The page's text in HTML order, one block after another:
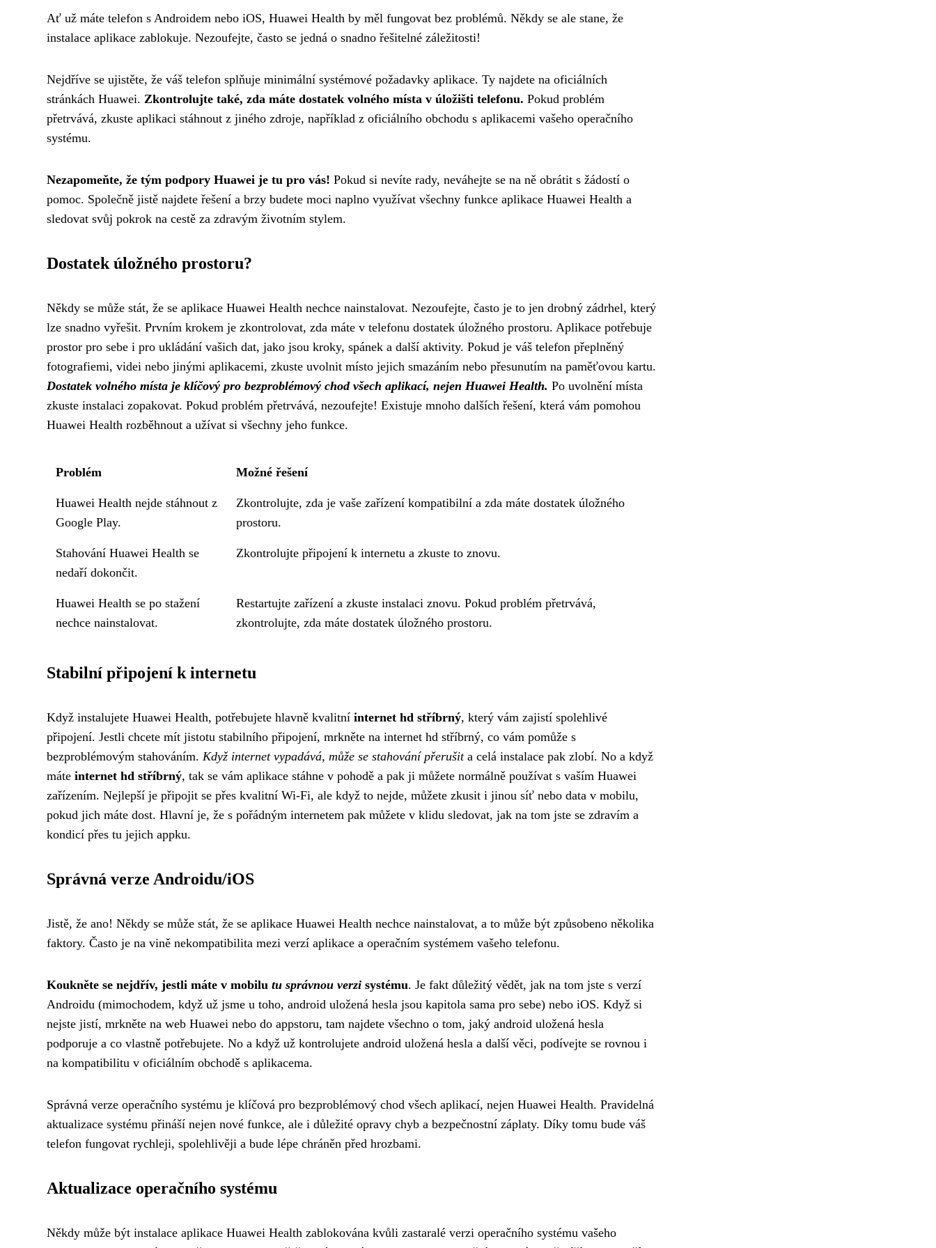
Ať už máte telefon s Androidem nebo iOS, Huawei Health by měl fungovat bez problémů. Někdy se ale stane, že
instalace aplikace zablokuje. Nezoufejte, často se jedná o snadno řešitelné záležitosti!
Nejdříve se ujistěte, že váš telefon splňuje minimální systémové požadavky aplikace. Ty najdete na oficiálních
stránkách Huawei. Zkontrolujte také, zda máte dostatek volného místa v úložišti telefonu. Pokud problém
přetrvává, zkuste aplikaci stáhnout z jiného zdroje, například z oficiálního obchodu s aplikacemi vašeho operačního
systému.
Nezapomeňte, že tým podpory Huawei je tu pro vás! Pokud si nevíte rady, neváhejte se na ně obrátit s žádostí o
pomoc. Společně jistě najdete řešení a brzy budete moci naplno využívat všechny funkce aplikace Huawei Health a
sledovat svůj pokrok na cestě za zdravým životním stylem.
Dostatek úložného prostoru?
Někdy se může stát, že se aplikace Huawei Health nechce nainstalovat. Nezoufejte, často je to jen drobný zádrhel, který
lze snadno vyřešit. Prvním krokem je zkontrolovat, zda máte v telefonu dostatek úložného prostoru. Aplikace potřebuje
prostor pro sebe i pro ukládání vašich dat, jako jsou kroky, spánek a další aktivity. Pokud je váš telefon přeplněný
fotografiemi, videi nebo jinými aplikacemi, zkuste uvolnit místo jejich smazáním nebo přesunutím na paměťovou kartu.
Dostatek volného místa je klíčový pro bezproblémový chod všech aplikací, nejen Huawei Health. Po uvolnění místa
zkuste instalaci zopakovat. Pokud problém přetrvává, nezoufejte! Existuje mnoho dalších řešení, která vám pomohou
Huawei Health rozběhnout a užívat si všechny jeho funkce.
Problém Možné řešení
Huawei Health nejde stáhnout z
Google Play.
Zkontrolujte, zda je vaše zařízení kompatibilní a zda máte dostatek úložného
prostoru.
Stahování Huawei Health se
nedaří dokončit.
Zkontrolujte připojení k internetu a zkuste to znovu.
Huawei Health se po stažení
nechce nainstalovat.
Restartujte zařízení a zkuste instalaci znovu. Pokud problém přetrvává,
zkontrolujte, zda máte dostatek úložného prostoru.
Stabilní připojení k internetu
Když instalujete Huawei Health, potřebujete hlavně kvalitní internet hd stříbrný, který vám zajistí spolehlivé
připojení. Jestli chcete mít jistotu stabilního připojení, mrkněte na internet hd stříbrný, co vám pomůže s
bezproblémovým stahováním. Když internet vypadává, může se stahování přerušita celá instalace pak zlobí. No a když
máte internet hd stříbrný, tak se vám aplikace stáhne v pohodě a pak ji můžete normálně používat s vaším Huawei
zařízením. Nejlepší je připojit se přes kvalitní Wi-Fi, ale když to nejde, můžete zkusit i jinou síť nebo data v mobilu,
pokud jich máte dost. Hlavní je, že s pořádným internetem pak můžete v klidu sledovat, jak na tom jste se zdravím a
kondicí přes tu jejich appku.
Správná verze Androidu/iOS
Jistě, že ano! Někdy se může stát, že se aplikace Huawei Health nechce nainstalovat, a to může být způsobeno několika
faktory. Často je na vině nekompatibilita mezi verzí aplikace a operačním systémem vašeho telefonu.
Koukněte se nejdřív, jestli máte v mobilu tu správnou verzi systému. Je fakt důležitý vědět, jak na tom jste s verzí
Androidu (mimochodem, když už jsme u toho, android uložená hesla jsou kapitola sama pro sebe) nebo iOS. Když si
nejste jistí, mrkněte na web Huawei nebo do appstoru, tam najdete všechno o tom, jaký android uložená hesla
podporuje a co vlastně potřebujete. No a když už kontrolujete android uložená hesla a další věci, podívejte se rovnou i
na kompatibilitu v oficiálním obchodě s aplikacema.
Správná verze operačního systému je klíčová pro bezproblémový chod všech aplikací, nejen Huawei Health. Pravidelná
aktualizace systému přináší nejen nové funkce, ale i důležité opravy chyb a bezpečnostní záplaty. Díky tomu bude váš
telefon fungovat rychleji, spolehlivěji a bude lépe chráněn před hrozbami.
Aktualizace operačního systému
Někdy může být instalace aplikace Huawei Health zablokována kvůli zastaralé verzi operačního systému vašeho